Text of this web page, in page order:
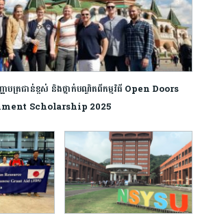
ាបត្រជាន់ខ្ពស់ និងថ្នាក់បណ្ឌិតពីកម្មវិធី Open Doors
Scholarship 2025